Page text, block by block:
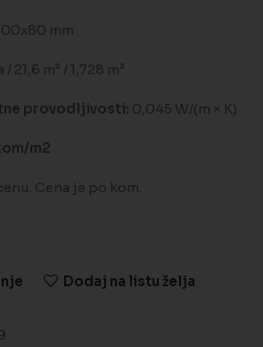
mm
21,6 m² / 1,728 m³
provodljivosti: 0,045 W/(m × K)
m2
Cena je po kom.
Dodaj na listu želja